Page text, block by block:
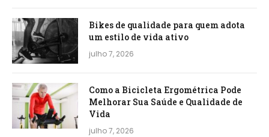
Bikes de qualidade para quem adota
um estilo de vida ativo
julho 7, 2026
Como a Bicicleta Ergométrica Pode
Melhorar Sua Saúde e Qualidade de
Vida
julho 7, 2026